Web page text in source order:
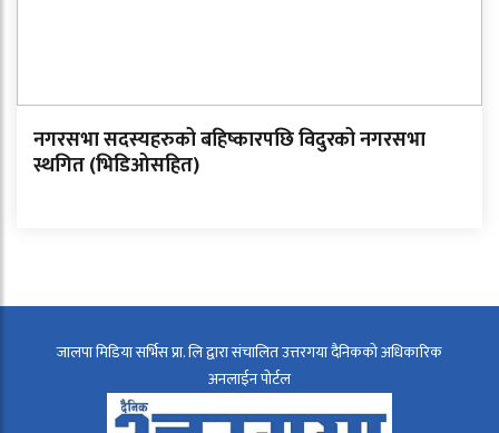
नगरसभा सदस्यहरुको बहिष्कारपछि विदुरको नगरसभा
स्थगित (भिडिओसहित)
जालपा मिडिया सर्भिस प्रा. लि द्वारा संचालित उत्तरगया दैनिकको अधिकारिक
अनलाईन पोर्टल